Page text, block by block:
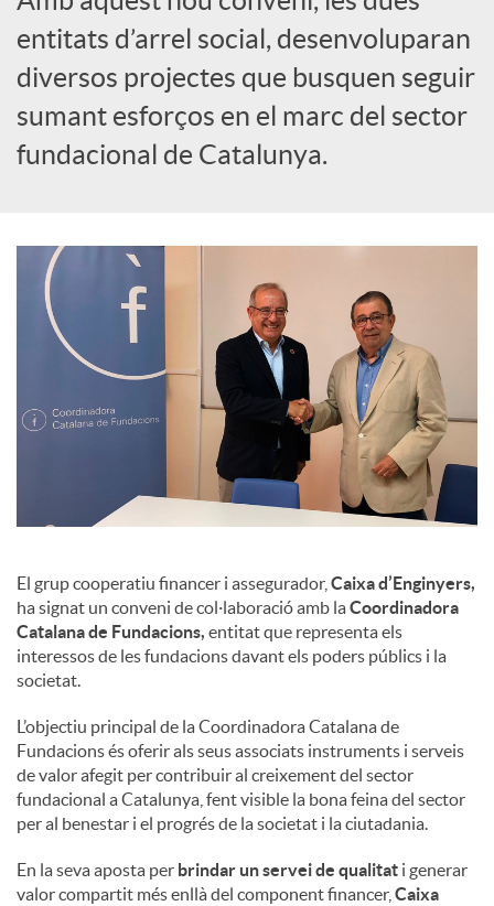
c
i
s
entitats d’arrel social, desenvoluparan
diversos projectes que busquen seguir
sumant esforços en el marc del sector
fundacional de Catalunya.
El grup cooperatiu financer i assegurador, Caixa d’Enginyers,
ha signat un conveni de col·laboració amb laCoordinadora
Catalana de Fundacions, entitat que representa els
interessos de les fundacions davant els poders públics i la
societat.
L’objectiu principal de la Coordinadora Catalana de
Fundacions és oferir als seus associats instruments i serveis
de valor afegit per contribuir al creixement del sector
fundacional a Catalunya, fent visible la bona feina del sector
per al benestar i el progrés de la societat i la ciutadania.
En la seva aposta per brindar un servei de qualitat i generar
valor compartit més enllà del component financer, Caixa